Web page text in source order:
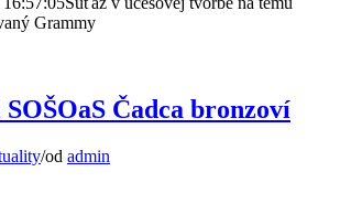
Grammy
Čadca bronzoví
/od admin